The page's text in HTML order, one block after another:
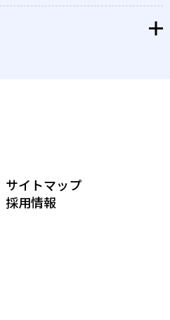
サイトマップ
採用情報